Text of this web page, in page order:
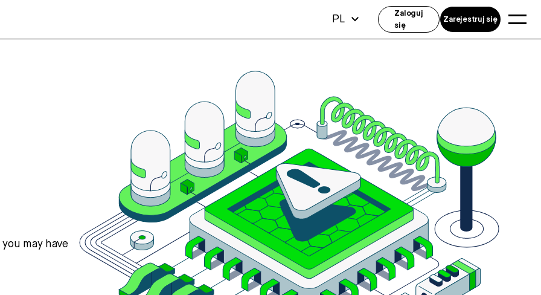
may have
PL
Zaloguj
się
Zarejestruj się